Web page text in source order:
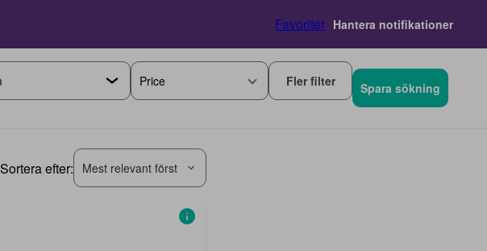
Favoriter Hantera notifikationer
Price Fler filter Spara sökning
Sortera efter: Mest relevant först